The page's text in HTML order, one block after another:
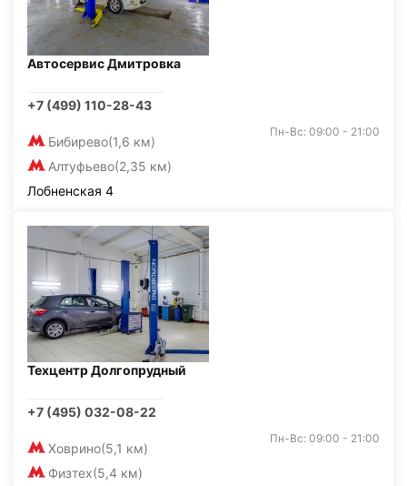
Автосервис Дмитровка
+7 (499) 110-28-43
Бибирево(1,6 км)
Алтуфьево(2,35 км)
Пн-Вс: 09:00 - 21:00
Лобненская 4
Техцентр Долгопрудный
+7 (495) 032-08-22
Ховрино(5,1 км)
Физтех(5,4 км)
Пн-Вс: 09:00 - 21:00